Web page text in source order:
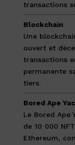
transactions
Blockchain
Une
ouvert et
transactions
permanente
tiers.
Bored Ape
Le Bored Ape
de 10 000
Ethereum,